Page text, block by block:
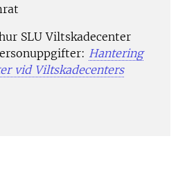
SLU Viltskadecenter
Hantering
vid Viltskadecenters